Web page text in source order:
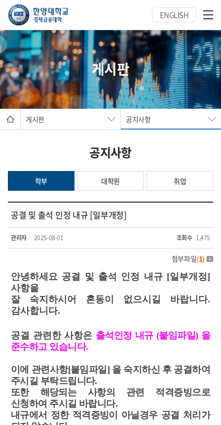
ENGLISH
게시판
게시판 공지사항
공지사항
학부 대학원 취업
공결 및 출석 인정 내규 [일부개정]
관리자 2025-08-01 조회수 1,475
첨부파일(1)
안녕하세요 공결 및 출석 인정 내규 [일부개정]
사항을
잘 숙지하시어 혼동이 없으시길 바랍니다.
감사합니다.
공결 관련한 사항은 출석인정 내규 (붙임파일) 을
준수하고 있습니다.
이에 관련사항[붙임파일] 을 숙지하신 후 공결하여
주시길 부탁드립니다.
또한 해당되는 사항의 관련 적격증빙으로
신청하여 주시길 바랍니다.
내규에서 정한 적격증빙이 아닐경우 공결 처리가